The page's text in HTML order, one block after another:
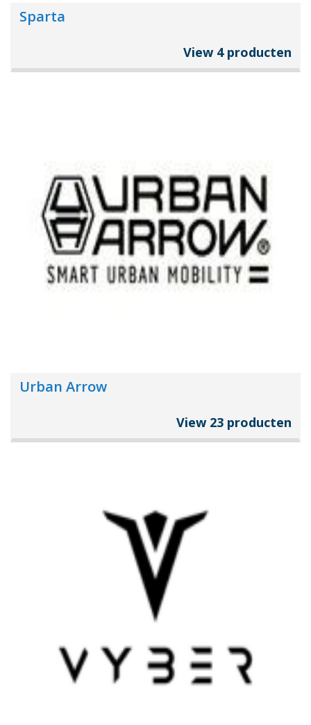
Sparta
View 4 producten
Urban Arrow
View 23 producten